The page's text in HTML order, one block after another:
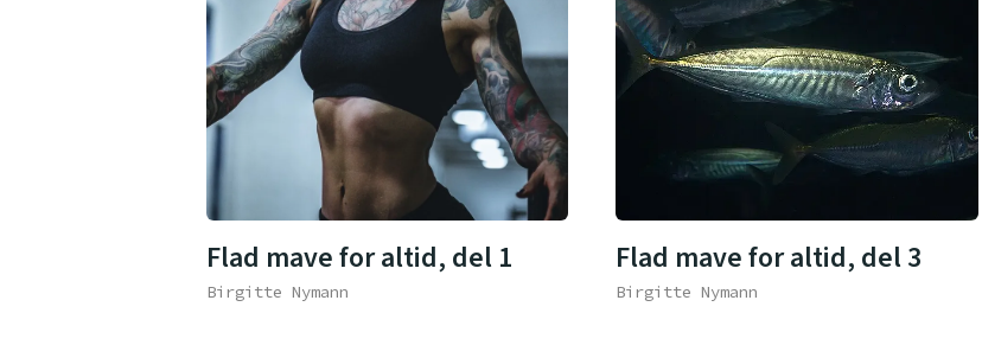
Flad mave for altid, del 1
Birgitte Nymann
Flad mave for altid, del 3
Birgitte Nymann